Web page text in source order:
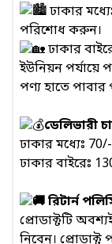
ঢাকার
পরিশোধ করুন।
ঢাকার
ইউনিয়ন পর্যায়ে
পণ্য হাতে
ডেলিভারী
ঢাকার মধ্যেঃ
ঢাকার বাইরেঃ
রিটার্ন
প্রোডাক্টটি
নিবেন।